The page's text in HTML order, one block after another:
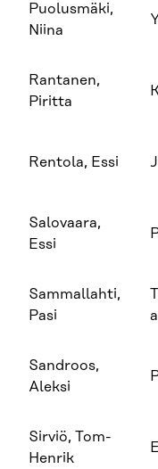
Puolusmäki,
Niina
Rantanen,
Piritta
Rentola, Essi
Salovaara,
Essi
Sammallahti,
Pasi
Sandroos,
Aleksi
Sirviö, Tom-
Henrik